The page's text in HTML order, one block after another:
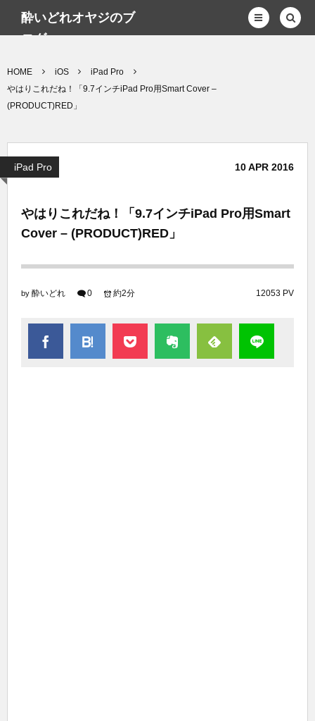
酔いどれオヤジのブ
ログwp
HOME iOS
iPad Pro
やはりこれだね！「9.7インチiPad Pro用Smart Cover –
(PRODUCT)RED」
iPad Pro 10APR 2016
やはりこれだね！「9.7インチiPad Pro用Smart
Cover – (PRODUCT)RED」
by 酔いどれ 0 12053 PV
約2分